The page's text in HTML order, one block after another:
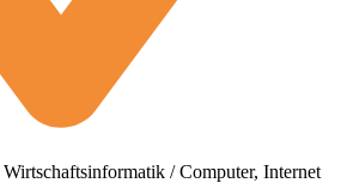
/ Computer, Internet